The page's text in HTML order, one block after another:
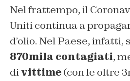
Nel frattempo, il
Uniti continua a
d’olio. Nel Paese, infatti,
870mila contagiati,
divittime(con le oltre